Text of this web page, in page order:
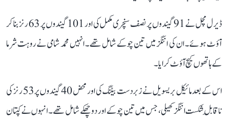
ڈیرل مچل نے 91 گیندوں پر نصف سنچری مکمل کی اور 101 گیندوں پر 63 رنز بنا کر
آؤٹ ہوئے۔ ان کی اننگز میں تین چوکے شامل تھے۔ انہیں محمد شامی نے روہت شرما
کے ہاتھوں کیچ آؤٹ کرایا۔
اس کے بعد مائیکل بریسویل نے زبردست بیٹنگ کی اور محض 40 گیندوں پر 53 رنز کی
ناقابلِ شکست اننگز کھیلی، جس میں تین چوکے اور دو چھکے شامل تھے۔ انہوں نے کپتان